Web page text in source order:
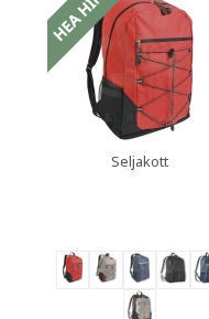
Seljakott